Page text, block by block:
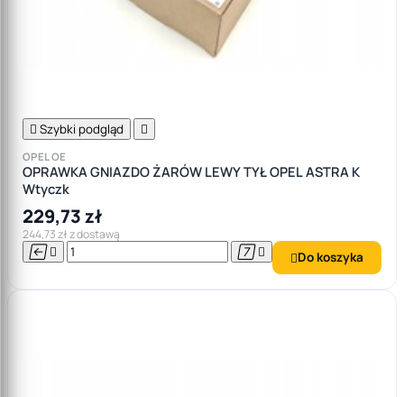
 Szybki podgląd 
OPEL OE
OPRAWKA GNIAZDO ŻARÓW LEWY TYŁ OPEL ASTRA K
Wtyczk
229,73 zł
244,73 zł z dostawą
    Do koszyka